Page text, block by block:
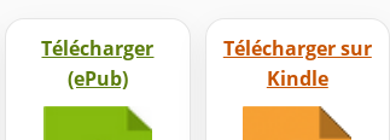
Télécharger
(ePub)
Télécharger sur
Kindle